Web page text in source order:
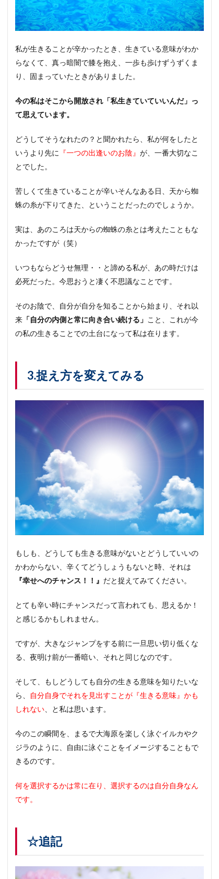
私が生きることが辛かったとき、生きている意味がわか
らなくて、真っ暗闇で膝を抱え、一歩も歩けずうずくま
り、固まっていたときがありました。
今の私はそこから開放され「私生きていていいんだ」っ
て思えています。
どうしてそうなれたの？と聞かれたら、私が何をしたと
いうより先に
『一つの出逢いのお陰』 が、一番大切なこ
とでした。
苦しくて生きていることが辛いそんなある日、天から蜘
蛛の糸が下りてきた、ということだったのでしょうか。
実は、あのころは天からの蜘蛛の糸とは考えたこともな
かったですが（笑）
いつもならどうせ無理・・と諦める私が、あの時だけは
必死だった。今思おうと凄く不思議なことです。
そのお陰で、自分が自分を知ることから始まり、それ以
来 「自分の内側と常に向き合い続ける」 こと、これが今
の私の生きることでの土台になって私は在ります。
3.捉え方を変えてみる
もしも、どうしても生きる意味がないとどうしていいの
かわからない、辛くてどうしょうもないと時、それは
『幸せへのチャンス！！』 だと捉えてみてください。
とても辛い時にチャンスだって言われても、思えるか！
と感じるかもしれません。
ですが、大きなジャンプをする前に一旦思い切り低くな
る、夜明け前が一番暗い、それと同じなのです。
そして、もしどうしても自分の生きる意味を知りたいな
ら、
自分自身でそれを見出すことが『生きる意味』かも
しれない 、と私は思います。
今のこの瞬間を、まるで大海原を楽しく泳ぐイルカやク
ジラのように、自由に泳ぐことをイメージすることもで
きるのです。
何を選択するかは常に在り、選択するのは自分自身なん
です。
☆追記